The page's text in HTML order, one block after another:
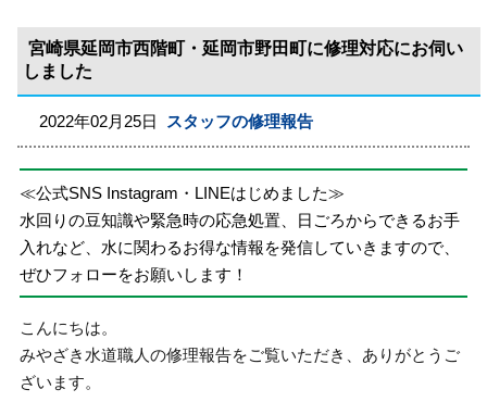
宮崎県延岡市西階町・延岡市野田町に修理対応にお伺い
しました
2022年02月25日 スタッフの修理報告
≪公式SNS Instagram・LINEはじめました≫
水回りの豆知識や緊急時の応急処置、日ごろからできるお手
入れなど、水に関わるお得な情報を発信していきますので、
ぜひフォローをお願いします！
こんにちは。
みやざき水道職人の修理報告をご覧いただき、ありがとうご
ざいます。